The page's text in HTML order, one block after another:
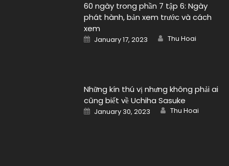
60 ngày trong phần 7 tập 6: Ngày
phát hành, bản xem trước và cách
xem
Posted
on
January 17, 2023 Author
Thu Hoai
Những kín thú vị nhưng không phải ai
cũng biết về Uchiha Sasuke
Posted
on
January 30, 2023 Author
Thu Hoai